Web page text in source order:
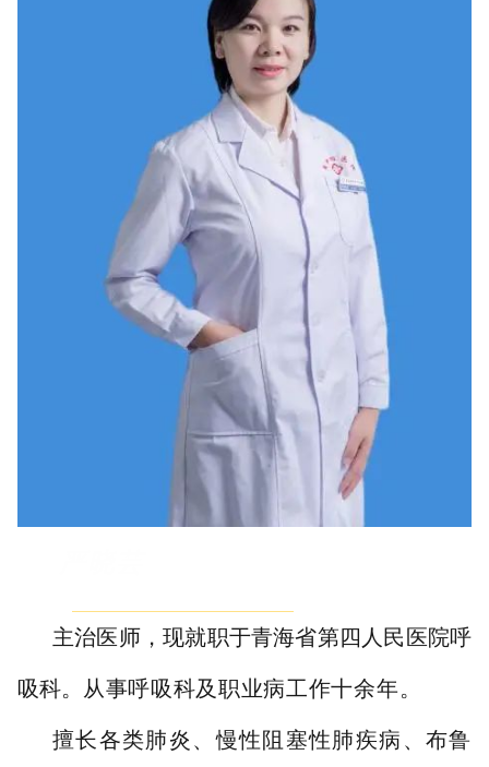
主治医师，现就职于青海省第四人民医院呼
吸科。 从事呼吸科及职业病工作十余年。
擅长各类肺炎、慢性阻塞性肺疾病、布鲁